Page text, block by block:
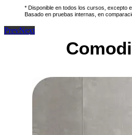
* Disponible en todos los cursos, excepto
Basado en pruebas internas, en
PrevNext